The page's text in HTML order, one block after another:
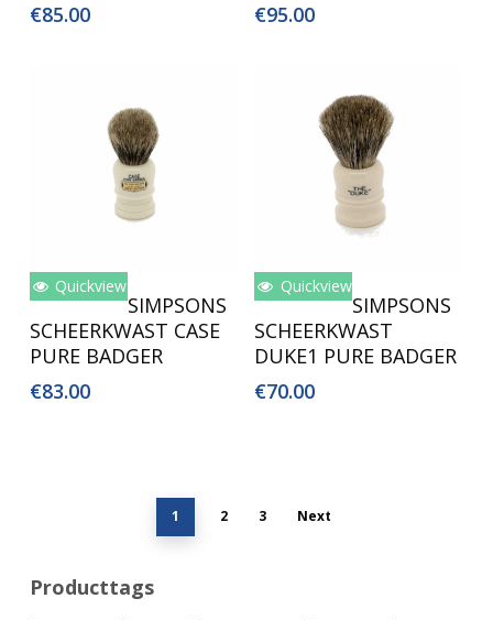
€85.00
€95.00
Toevoegen Aan
Winkelwagen
Quickview
SIMPSONS
SCHEERKWAST CASE
PURE BADGER
€83.00
Toevoegen Aan
Winkelwagen
Quickview
SIMPSONS
SCHEERKWAST
DUKE1 PURE BADGER
€70.00
1 2 3 Next
Producttags